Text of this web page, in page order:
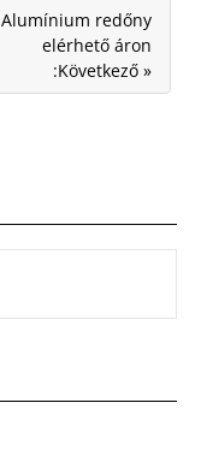
Alumínium redőny
elérhető áron
:Következő »